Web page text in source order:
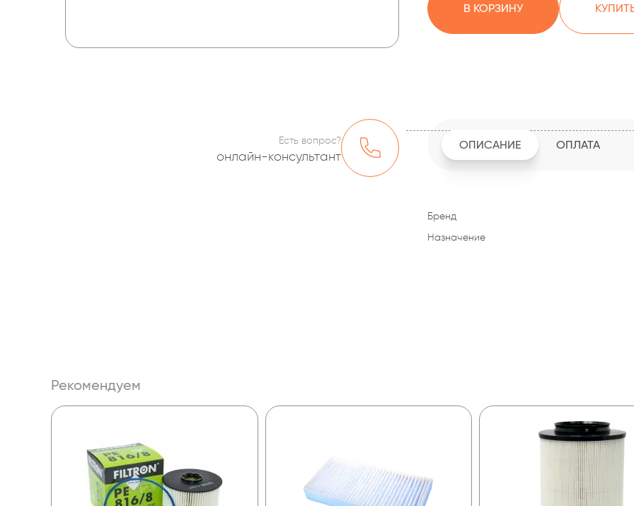
В КОРЗИНУ
Есть вопрос?
онлайн-консультант
ОПИСАНИЕ ОПЛАТА
Бренд
Назначение
Рекомендуем